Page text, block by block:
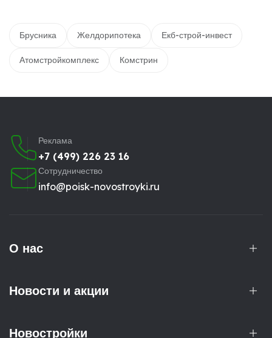
Брусника Желдорипотека Екб-строй-инвест
Атомстройкомплекс Комстрин
Реклама
+7 (499) 226 23 16
Сотрудничество
info@poisk-novostroyki.ru
О нас
Новости и акции
Новостройки